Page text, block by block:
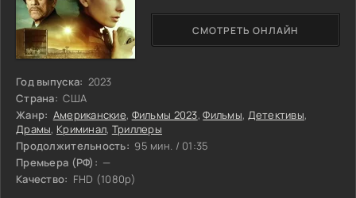
Год выпуска: 2023
Страна: США
Жанр: Американские, Фильмы 2023,Фильмы, Детективы,
Драмы, Криминал, Триллеры
Продолжительность: 95 мин. / 01:35
Премьера (РФ): —
Качество: FHD (1080p)
СМОТРЕТЬ ОНЛАЙН